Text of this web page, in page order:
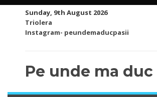
Sunday, 9th August 2026
Triolera
Instagram- peundemaducpasii
Pe unde ma